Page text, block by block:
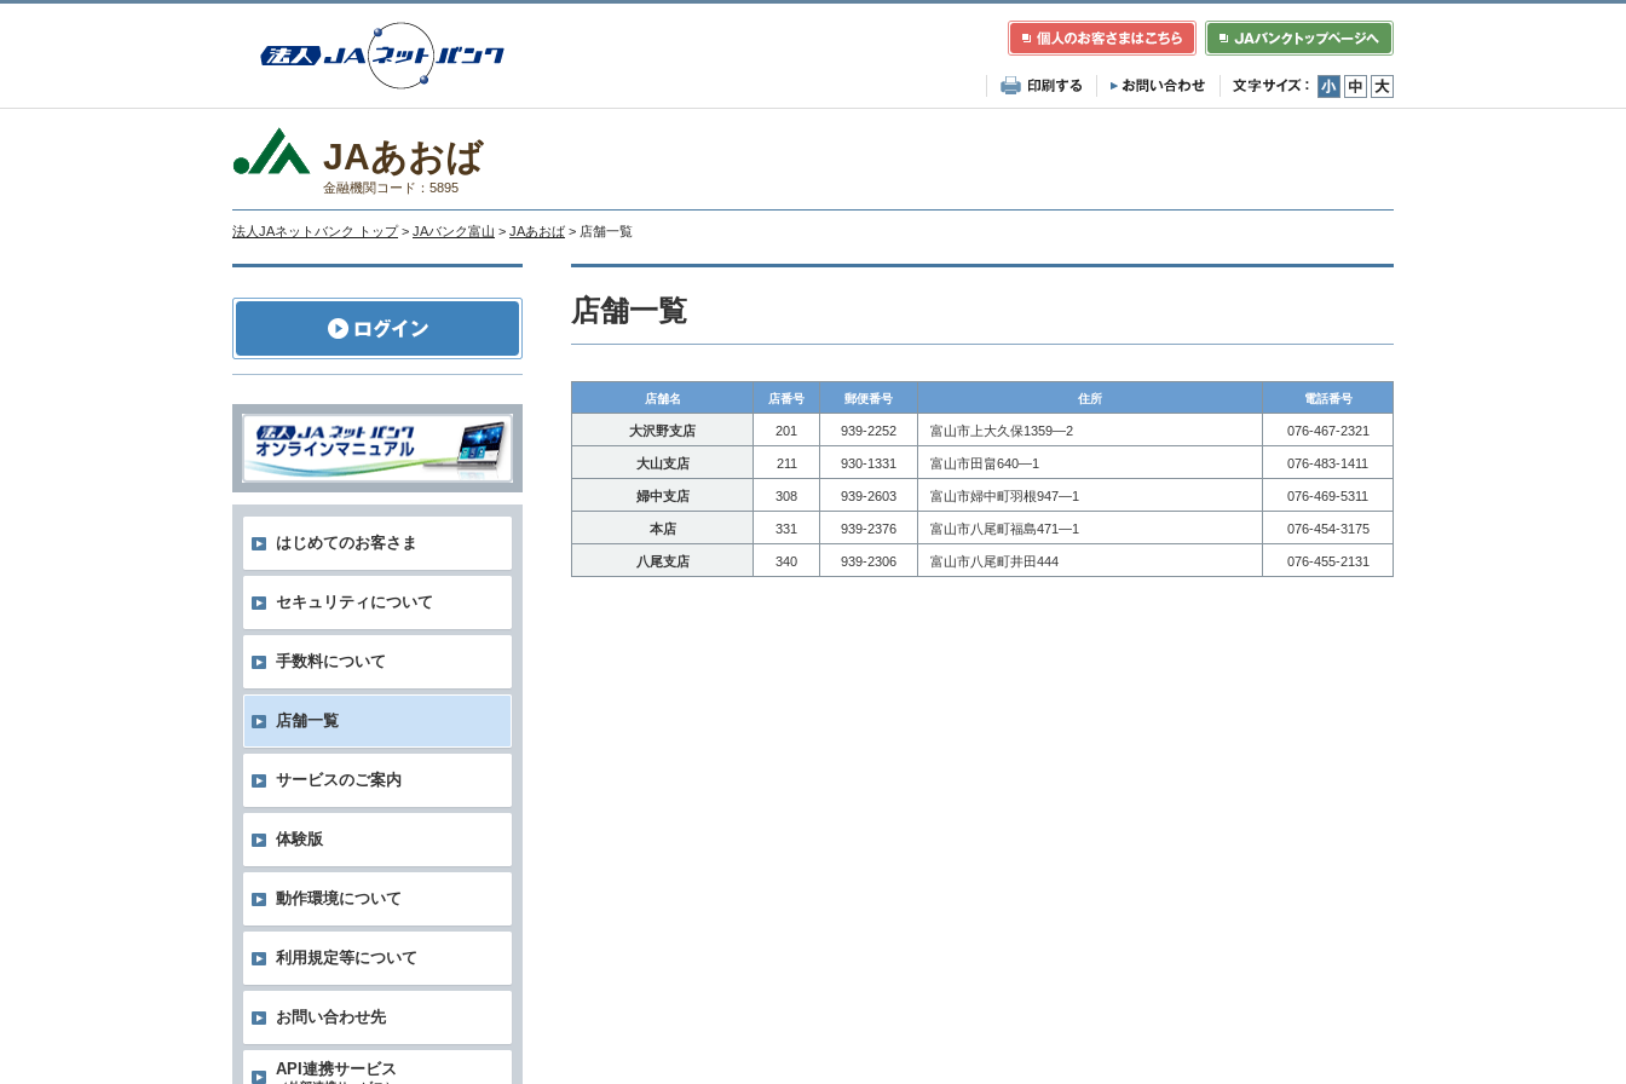
小 中 大
JAあおば
金融機関コード：5895
法人JAネットバンク トップ > JAバンク富山 > JAあおば > 店舗一覧
店舗一覧
店舗名 店番号 郵便番号 住所 電話番号
大沢野支店 201 939-2252 富山市上大久保1359―2 076-467-2321
大山支店 211 930-1331 富山市田畠640―1 076-483-1411
婦中支店 308 939-2603 富山市婦中町羽根947―1 076-469-5311
本店 331 939-2376 富山市八尾町福島471―1 076-454-3175
八尾支店 340 939-2306 富山市八尾町井田444 076-455-2131
はじめてのお客さま
セキュリティについて
手数料について
店舗一覧
サービスのご案内
体験版
動作環境について
利用規定等について
お問い合わせ先
API連携サービス